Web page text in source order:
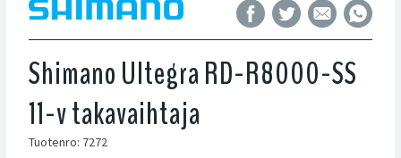
Shimano Ultegra RD-R8000-SS
11-v takavaihtaja
Tuotenro: 7272